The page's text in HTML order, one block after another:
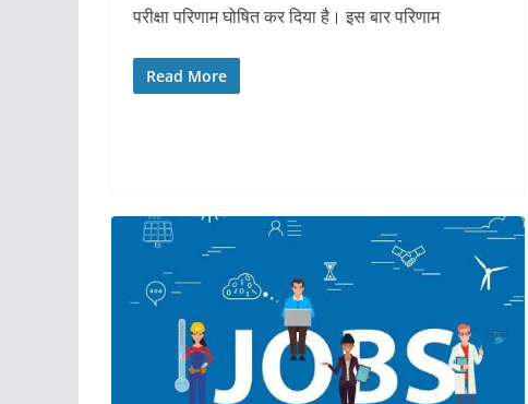
परीक्षा परिणाम घोषित कर दिया है। इस बार परिणाम
Read More